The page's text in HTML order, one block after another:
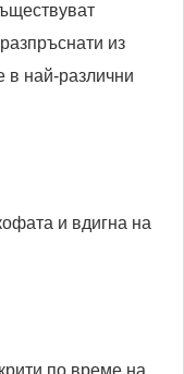
из
в най-различни
и вдигна на
по време на